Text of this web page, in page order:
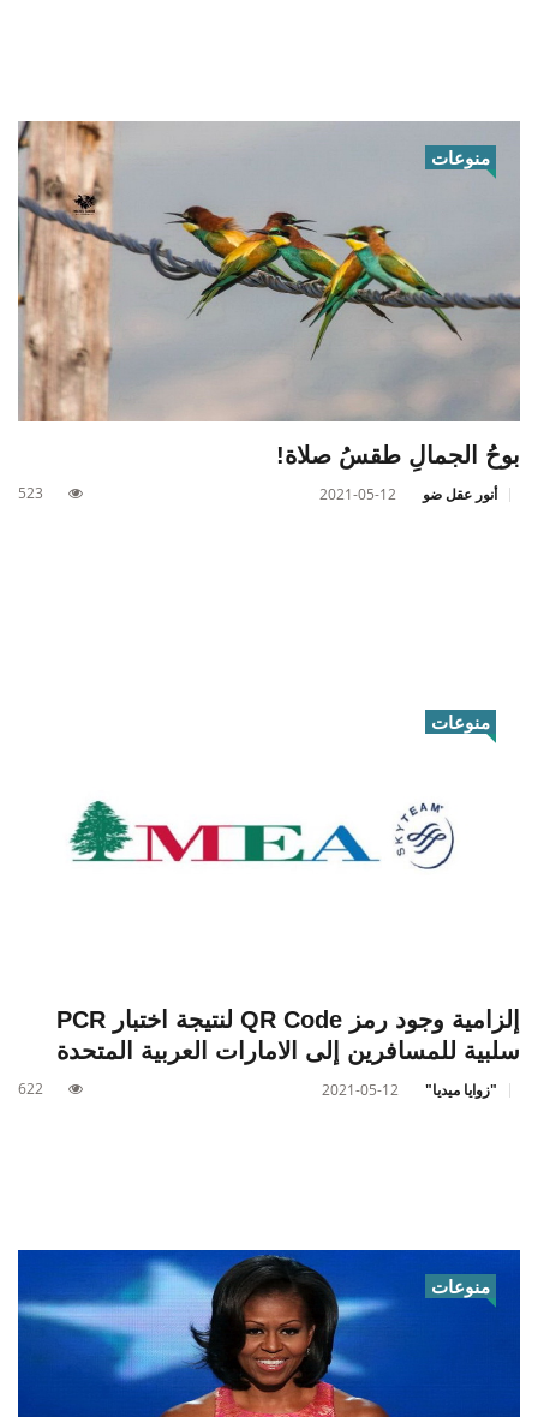
منوعات
بوحُ الجمالِ طقسُ صلاة!
أنور عقل ضو 2021-05-12
523
منوعات
إلزامية وجود رمز QR Code لنتيجة اختبار PCR
سلبية للمسافرين إلى الامارات العربية المتحدة
"زوايا ميديا" 2021-05-12
622
منوعات